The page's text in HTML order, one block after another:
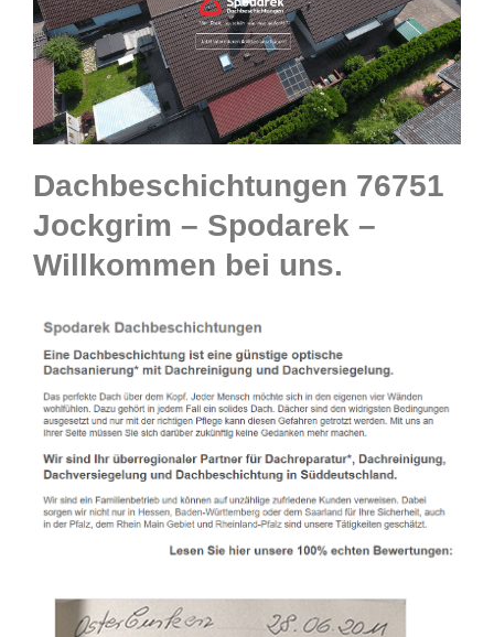
Dachbeschichtungen 76751
Jockgrim – Spodarek –
Willkommen bei uns.